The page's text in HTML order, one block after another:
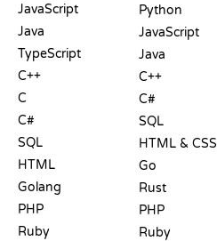
JavaScript
Java
TypeScript
C++
C
C#
SQL
HTML
Golang
PHP
Ruby
Python
JavaScript
Java
C++
C#
SQL
HTML & CSS
Go
Rust
PHP
Ruby